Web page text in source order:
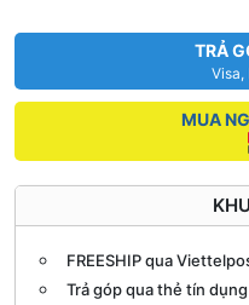
TRẢ
Visa,
MUA
FREESHIP qua
Trả góp qua thẻ tín